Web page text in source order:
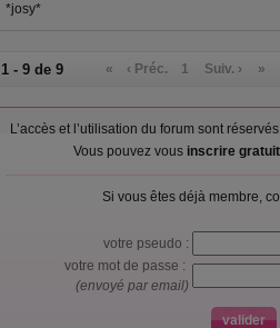
*josy*
1 - 9 de 9 « ‹ Préc. 1 Suiv. › »
L’accès et l’utilisation du forum sont
Vous pouvez vous inscrire
Si vous êtes déjà membre,
votre pseudo :
votre mot de passe :
(envoyé par email)